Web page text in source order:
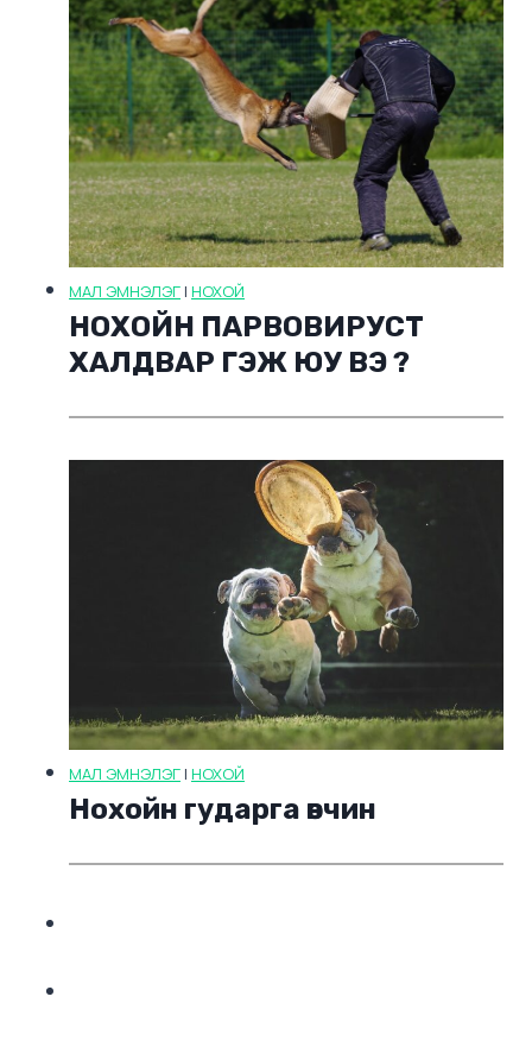
МАЛ ЭМНЭЛЭГ | НОХОЙ
НОХОЙН ПАРВОВИРУСТ
ХАЛДВАР ГЭЖ ЮУ ВЭ ?
МАЛ ЭМНЭЛЭГ | НОХОЙ
Нохойн гударга өвчин